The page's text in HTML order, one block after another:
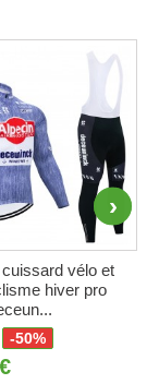
vélo et
hiver pro
-50%